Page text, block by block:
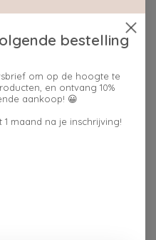
garen dat geen
in kokend water.
bestelling
om op de hoogte te
en ontvang 10%
aankoop! 😀
maand na je inschrijving!